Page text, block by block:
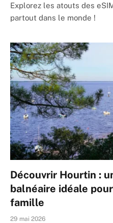
Explorez les atouts des
partout dans le monde !
Découvrir Hourtin :
balnéaire idéale
famille
29 mai 2026